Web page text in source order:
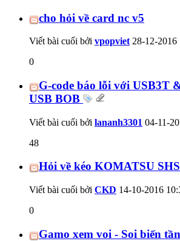
cho hỏi về card nc v5
Viết bài cuối bởi vpopviet 28-12-2016
0
G-code báo lỗi với USB3T
USB BOB
Viết bài cuối bởi lananh3301 04-11-
48
Hỏi về kéo KOMATSU
Viết bài cuối bởi CKD 14-10-2016
0
Gamo xem voi - Soi biến